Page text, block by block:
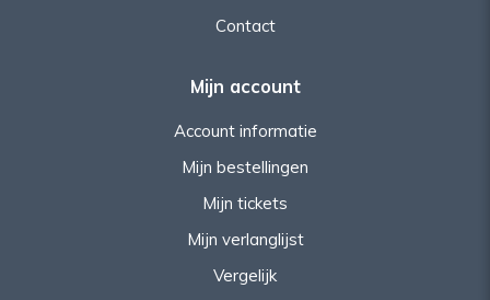
Contact
Mijn account
Account informatie
Mijn bestellingen
Mijn tickets
Mijn verlanglijst
Vergelijk